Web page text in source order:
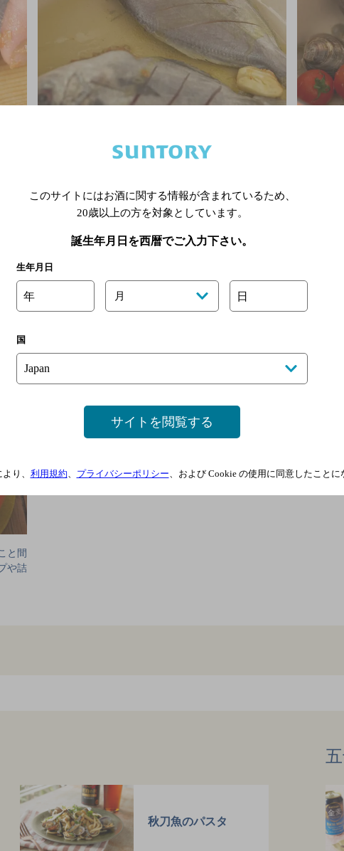
ブ
フライパンにオリーブ油、にんにくを入れて火にかけ、
ひっく
を注い
と間
や詰
秋刀魚のパスタ
このサイトにはお酒に関する情報が含まれているため、
20歳以上の方を対象としています。
誕生年月日を西暦でご入力下さい。
生年月日
年 月 日
国
サイトを閲覧する
り、 利用規約、 プライバシーポリシー、および Cookie の使用に同意したことに